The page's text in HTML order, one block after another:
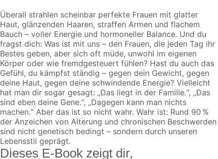
Überall strahlen scheinbar perfekte Frauen mit glatter
Haut, glänzenden Haaren, straffen Armen und flachem
Bauch – voller Energie und hormoneller Balance. Und du
fragst dich: Was ist mit uns – den Frauen, die jeden Tag ihr
Bestes geben, aber sich oft müde, unwohl im eigenen
Körper oder wie fremdgesteuert fühlen? Hast du auch das
Gefühl, du kämpfst ständig – gegen dein Gewicht, gegen
deine Haut, gegen deine schwindende Energie? Vielleicht
hat man dir sogar gesagt: „Das liegt in der Familie.“, „Das
sind eben deine Gene.“, „Dagegen kann man nichts
machen.“ Aber das ist so nicht wahr. Wahr ist: Rund 90 %
der Anzeichen von Alterung und chronischen Beschwerden
sind nicht genetisch bedingt – sondern durch unseren
Lebensstil geprägt.
Dieses E-Book zeigt dir,